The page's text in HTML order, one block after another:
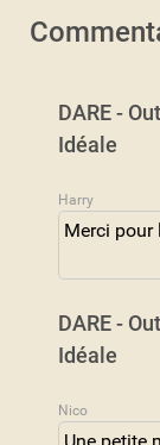
DARE -
Idéale
Harry
Merci pour
DARE -
Idéale
Nico